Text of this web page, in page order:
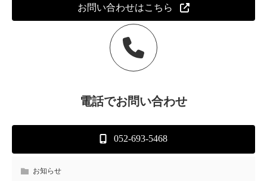
お問い合わせはこちら
電話でお問い合わせ
052-693-5468
お知らせ